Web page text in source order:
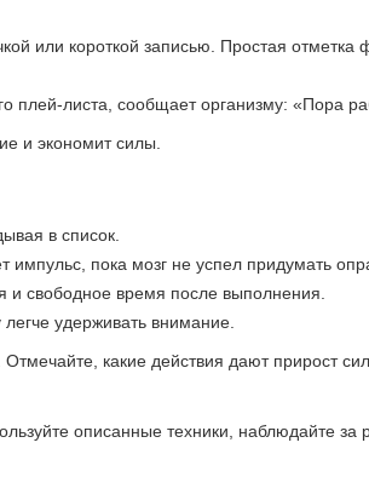
или короткой записью. Простая
листа, сообщает организму: «Пора
и экономит силы.
в список.
пока мозг не успел придумать
свободное время после выполнения.
удерживать внимание.
какие действия дают прирост
описанные техники, наблюдайте за